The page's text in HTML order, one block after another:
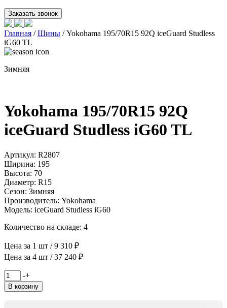
Главная /Шины / Yokohama 195/70R15 92Q iceGuard Studless
iG60 TL
Зимняя
Yokohama 195/70R15 92Q
iceGuard Studless iG60 TL
Артикул: R2807
Ширина: 195
Высота: 70
Диаметр: R15
Сезон: Зимняя
Производитель: Yokohama
Модель: iceGuard Studless iG60
Количество на складе: 4
Цена за 1 шт / 9 310 ₽
Цена за 4 шт / 37 240 ₽
Количество
товара
Yokohama
-+
В корзину